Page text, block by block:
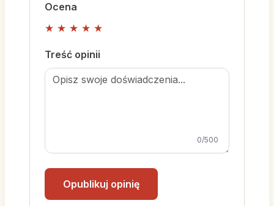
Ocena
★ ★ ★ ★ ★
Treść opinii
0/500
Opublikuj opinię